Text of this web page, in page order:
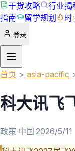
干货攻略
行业揭
指南
留学规划 时
登录
首页 > asia-pacific
科大讯飞
政策·中国·2026/5/11